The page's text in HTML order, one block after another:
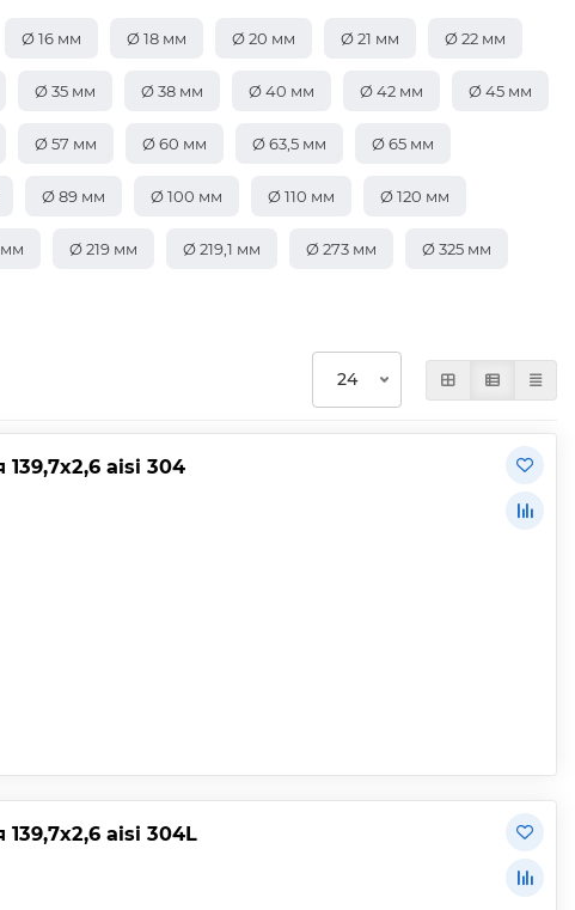
Ø 16 мм Ø 18 мм Ø 20 мм Ø 21 мм Ø 22 мм
Ø 35 мм Ø 38 мм Ø 40 мм Ø 42 мм Ø 45 мм
Ø 57 мм Ø 60 мм Ø 63,5 мм Ø 65 мм
Ø 89 мм Ø 100 мм Ø 110 мм Ø 120 мм
Ø 219 мм Ø 219,1 мм Ø 273 мм Ø 325 мм
aisi 304
aisi 304L